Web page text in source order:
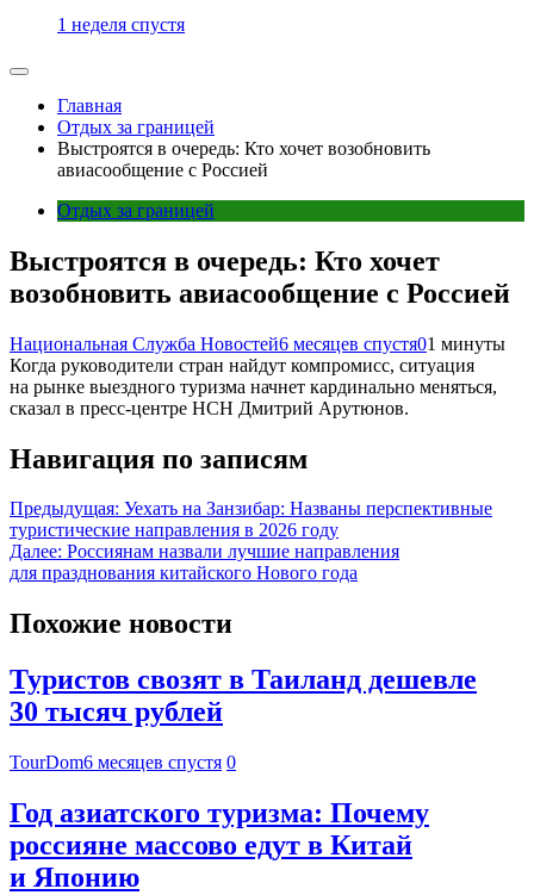
1 неделя спустя
Главная
Отдых за границей
Выстроятся в очередь: Кто хочет возобновить
авиасообщение с Россией
Отдых за границей
Выстроятся в очередь: Кто хочет
возобновить авиасообщение с Россией
Национальная Служба Новостей6 месяцев спустя01 минуты
Когда руководители стран найдут компромисс, ситуация
на рынке выездного туризма начнет кардинально меняться,
сказал в пресс-центре НСН Дмитрий Арутюнов.
Навигация по записям
Предыдущая: Уехать на Занзибар: Названы перспективные
туристические направления в 2026 году
Далее: Россиянам назвали лучшие направления
для празднования китайского Нового года
Похожие новости
Туристов свозят в Таиланд дешевле
30 тысяч рублей
TourDom6 месяцев спустя 0
Год азиатского туризма: Почему
россияне массово едут в Китай
и Японию